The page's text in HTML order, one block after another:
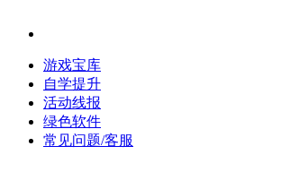
游戏宝库
自学提升
活动线报
绿色软件
常见问题/客服